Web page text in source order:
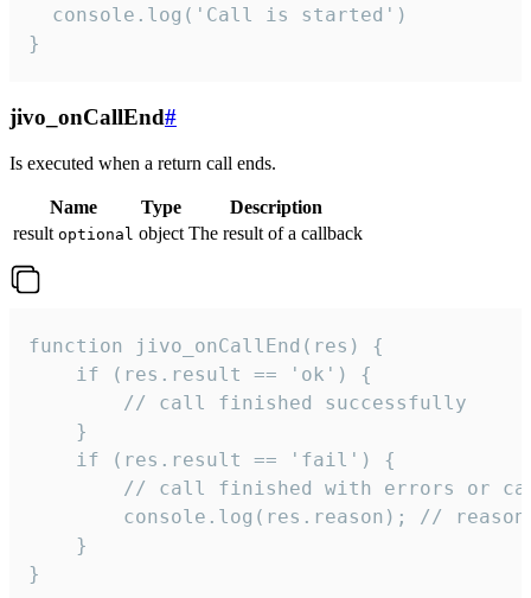
  console.log('Call is started')
}
jivo_onCallEnd#
Is executed when a return call ends.
Name Type
Description
result optional object The result of a callback
function jivo_onCallEnd(res) {
    if (res.result == 'ok') {
        // call finished successfully
    }
    if (res.result == 'fail') {
// call finished with errors or
console.log(res.reason); //
    }
}